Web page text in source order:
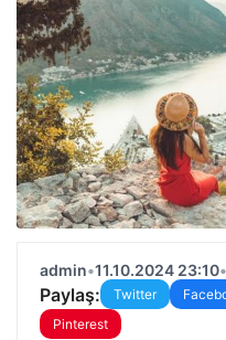
admin•11.10.2024 23:10•
Paylaş: Twitter
Pinterest